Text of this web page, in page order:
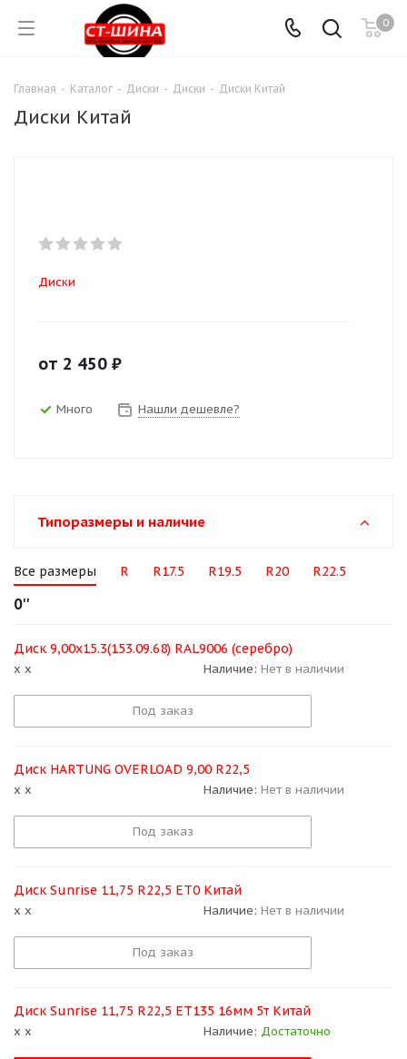
0
Главная - Каталог - Диски - Диски - Диски Китай
Диски Китай
Диски
от 2 450 ₽
Много Нашли дешевле?
Типоразмеры и наличие
Все размеры R R17.5 R19.5 R20 R22.5
0''
Диск 9,00х15.3(153.09.68) RAL9006 (серебро)
x x Наличие: Нет в наличии
Под заказ
Диск HARTUNG OVERLOAD 9,00 R22,5
x x Наличие: Нет в наличии
Под заказ
Диск Sunrise 11,75 R22,5 ЕТ0 Китай
x x Наличие: Нет в наличии
Под заказ
Диск Sunrise 11,75 R22,5 ЕТ135 16мм 5т Китай
x x Наличие: Достаточно